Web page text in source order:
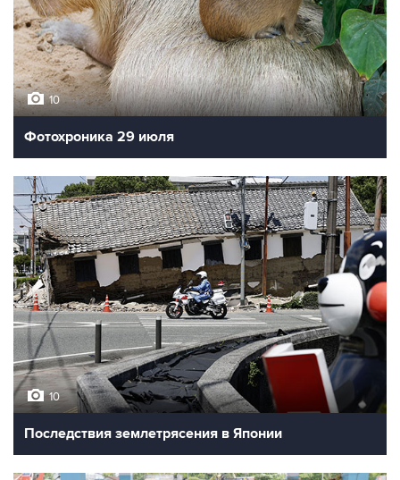
10
Фотохроника 29 июля
10
Последствия землетрясения в Японии